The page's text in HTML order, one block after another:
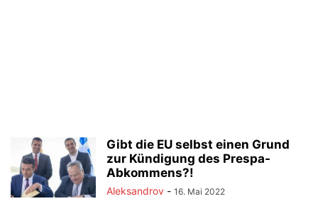
Gibt die EU selbst einen Grund
zur Kündigung des Prespa-
Abkommens?!
Aleksandrov - 16. Mai 2022